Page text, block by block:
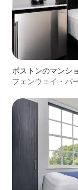
ボストンのマンシ
フェンウェイ・パ